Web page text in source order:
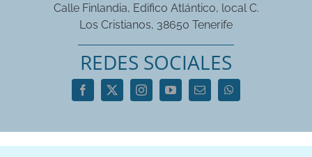
Calle Finlandia, Edifico Atlántico, local C.
Los Cristianos, 38650 Tenerife
REDES SOCIALES